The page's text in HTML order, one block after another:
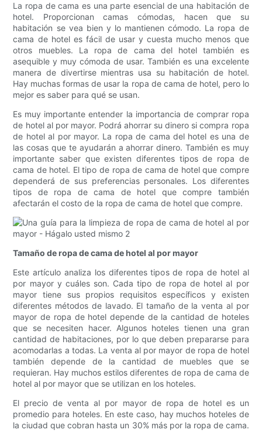
La ropa de cama es una parte esencial de una habitación de
hotel. Proporcionan camas cómodas, hacen que su
habitación se vea bien y lo mantienen cómodo. La ropa de
cama de hotel es fácil de usar y cuesta mucho menos que
otros muebles. La ropa de cama del hotel también es
asequible y muy cómoda de usar. También es una excelente
manera de divertirse mientras usa su habitación de hotel.
Hay muchas formas de usar la ropa de cama de hotel, pero lo
mejor es saber para qué se usan.
Es muy importante entender la importancia de comprar ropa
de hotel al por mayor. Podrá ahorrar su dinero si compra ropa
de hotel al por mayor. La ropa de cama del hotel es una de
las cosas que te ayudarán a ahorrar dinero. También es muy
importante saber que existen diferentes tipos de ropa de
cama de hotel. El tipo de ropa de cama de hotel que compre
dependerá de sus preferencias personales. Los diferentes
tipos de ropa de cama de hotel que compre también
afectarán el costo de la ropa de cama de hotel que compre.
Tamaño de ropa de cama de hotel al por mayor
Este artículo analiza los diferentes tipos de ropa de hotel al
por mayor y cuáles son. Cada tipo de ropa de hotel al por
mayor tiene sus propios requisitos específicos y existen
diferentes métodos de lavado. El tamaño de la venta al por
mayor de ropa de hotel depende de la cantidad de hoteles
que se necesiten hacer. Algunos hoteles tienen una gran
cantidad de habitaciones, por lo que deben prepararse para
acomodarlas a todas. La venta al por mayor de ropa de hotel
también depende de la cantidad de muebles que se
requieran. Hay muchos estilos diferentes de ropa de cama de
hotel al por mayor que se utilizan en los hoteles.
El precio de venta al por mayor de ropa de hotel es un
promedio para hoteles. En este caso, hay muchos hoteles de
la ciudad que cobran hasta un 30% más por la ropa de cama.